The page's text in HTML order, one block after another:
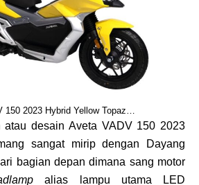
150 2023 Hybrid Yellow Topaz…
atau desain Aveta VADV 150 2023
sangat mirip dengan Dayang
bagian depan dimana sang motor
alias lampu utama LED